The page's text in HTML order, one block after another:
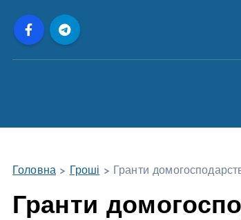
Головна > Гроші > Гранти
Гранти